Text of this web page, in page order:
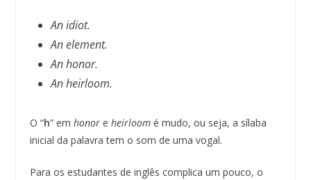
An idiot.
An element.
An honor.
An heirloom.
O “h” em honore heirloomé mudo, ou seja, a sílaba
inicial da palavra tem o som de uma vogal.
Para os estudantes de inglês complica um pouco, o